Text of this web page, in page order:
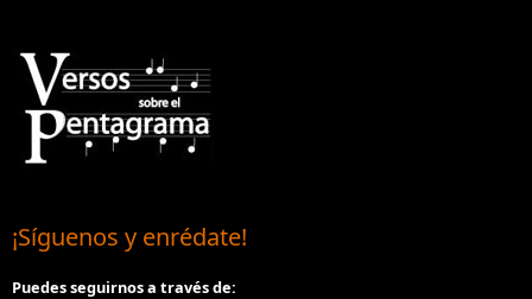
¡Síguenos y enrédate!
Puedes seguirnos a través de: